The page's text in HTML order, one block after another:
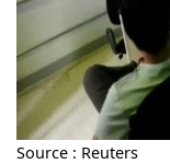
Source : Reuters